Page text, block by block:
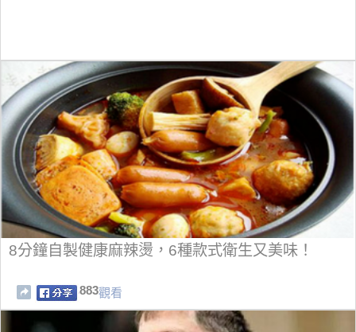
8分鐘自製健康麻辣燙，6種款式衛生又美味！
883觀看